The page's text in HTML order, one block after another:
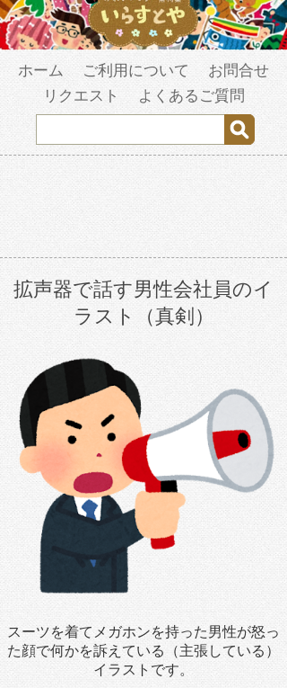
ホーム ご利用について
お問合せ
リクエスト
よくあるご質問
拡声器で話す男性会社員のイ
ラスト（真剣）
スーツを着てメガホンを持った男性が怒っ
た顔で何かを訴えている（主張している）
イラストです。